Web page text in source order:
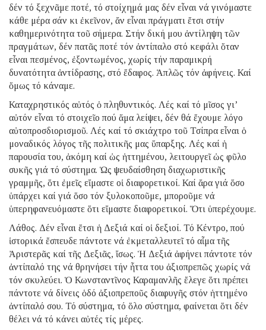
δέν τό ξεχνᾶμε ποτέ, τό στοίχημά μας δέν εἶναι νά γινόμαστε
κάθε μέρα σάν κι ἐκεῖνον, ἄν εἶναι πράγματι ἔτσι στήν
καθημερινότητα τοῦ σήμερα. Στήν δική μου ἀντίληψη τῶν
πραγμάτων, δέν πατᾶς ποτέ τόν ἀντίπαλο στό κεφάλι ὅταν
εἶναι πεσμένος, ἐξοντωμένος, χωρίς τήν παραμικρή
δυνατότητα ἀντίδρασης, στό ἔδαφος. Ἁπλῶς τόν ἀφήνεις. Καί
ὅμως τό κάναμε.
Καταχρηστικός αὐτός ὁ πληθυντικός. Λές καί τό μῖσος γι’
αὐτόν εἶναι τό στοιχεῖο πού ἅμα λείψει, δέν θά ἔχουμε λόγο
αὐτοπροσδιορισμοῦ. Λές καί τό σκιάχτρο τοῦ Τσίπρα εἶναι ὁ
μοναδικός λόγος τῆς πολιτικῆς μας ὕπαρξης. Λές καί ἡ
παρουσία του, ἀκόμη καί ὡς ἡττημένου, λειτουργεῖ ὡς φῦλο
συκῆς γιά τό σύστημα. Ὡς ψευδαίσθηση διαχωριστικῆς
γραμμῆς, ὅτι ἐμεῖς εἴμαστε οἱ διαφορετικοί. Καί ἄρα γιά ὅσο
ὑπάρχει καί γιά ὅσο τόν ξυλοκοποῦμε, μποροῦμε νά
ὑπερηφανευόμαστε ὅτι εἴμαστε διαφορετικοί. Ὅτι ὑπερέχουμε.
Λάθος. Δέν εἶναι ἔτσι ἡ Δεξιά καί οἱ δεξιοί. Τό Κέντρο, πού
ἱστορικά ἔσπευδε πάντοτε νά ἐκμεταλλευτεῖ τό αἷμα τῆς
Ἀριστερᾶς καί τῆς Δεξιᾶς, ἴσως. Ἡ Δεξιά ἀφήνει πάντοτε τόν
ἀντίπαλό της νά θρηνήσει τήν ἧττα του ἀξιοπρεπῶς χωρίς νά
τόν σκυλεύει. Ὁ Κωνσταντῖνος Καραμανλῆς ἔλεγε ὅτι πρέπει
πάντοτε νά δίνεις ὁδό ἀξιοπρεποῦς διαφυγῆς στόν ἡττημένο
ἀντίπαλό σου. Τό σύστημα, τό ὅλο σύστημα, φαίνεται ὅτι δέν
θέλει νά τό κάνει αὐτές τίς μέρες.